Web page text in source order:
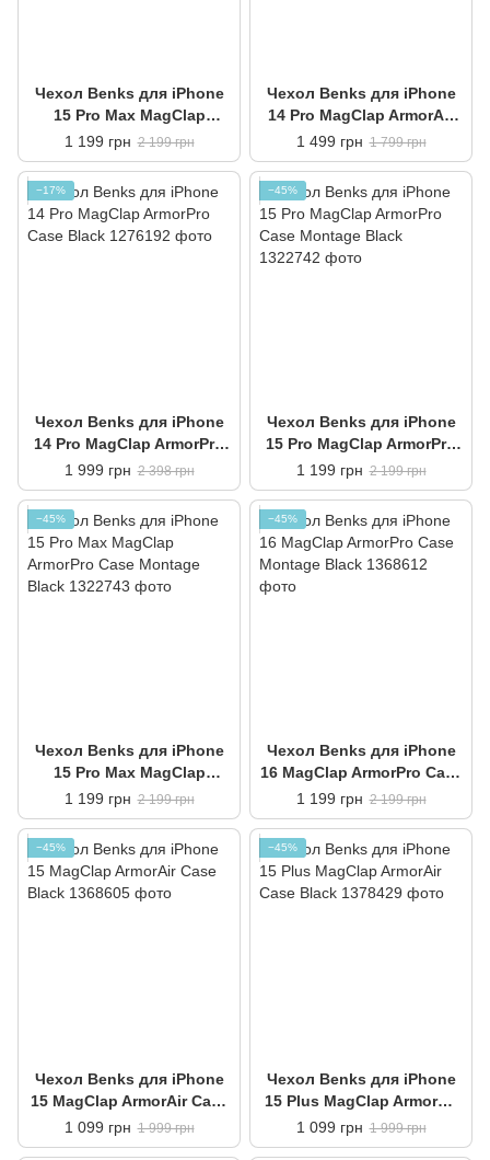
Чехол Benks для iPhone
15 Pro Max MagClap
ArmorAir Case Montage
Black
1 199 грн 2 199 грн
Чехол Benks для iPhone
14 Pro MagClap ArmorAir
Case Black
1 499 грн 1 799 грн
−17%
Чехол Benks для iPhone
14 Pro MagClap ArmorPro
Case Black
1 999 грн 2 398 грн
−45%
Чехол Benks для iPhone
15 Pro MagClap ArmorPro
Case Montage Black
1 199 грн 2 199 грн
−45%
Чехол Benks для iPhone
15 Pro Max MagClap
ArmorPro Case Montage
Black
1 199 грн 2 199 грн
−45%
Чехол Benks для iPhone
16 MagClap ArmorPro Case
Montage Black
1 199 грн 2 199 грн
−45%
Чехол Benks для iPhone
15 MagClap ArmorAir Case
Black
1 099 грн 1 999 грн
−45%
Чехол Benks для iPhone
15 Plus MagClap ArmorAir
Case Black
1 099 грн 1 999 грн